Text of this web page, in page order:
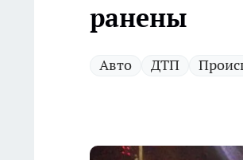
ранены
Авто ДТП